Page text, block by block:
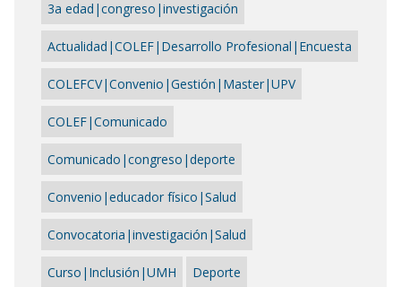
3a edad|congreso|investigación
Actualidad|COLEF|Desarrollo Profesional|Encuesta
COLEFCV|Convenio|Gestión|Master|UPV
COLEF|Comunicado
Comunicado|congreso|deporte
Convenio|educador físico|Salud
Convocatoria|investigación|Salud
Curso|Inclusión|UMH Deporte